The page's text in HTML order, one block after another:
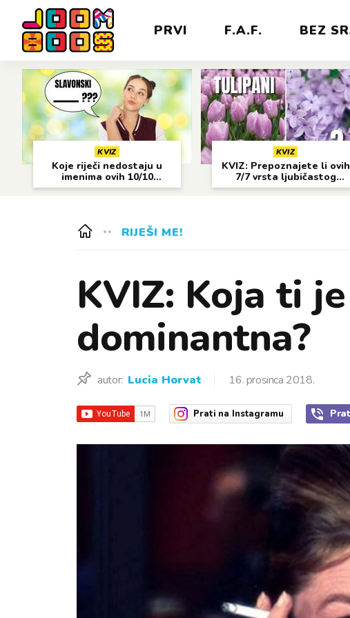
PRVI F.A.F. BEZ
KVIZ
Koje riječi nedostaju u
imenima ovih 10/10
gradova?
KVIZ
KVIZ: Prepoznajete li ovih
7/7 vrsta ljubičastog
cvijeća?
RIJEŠI ME!
KVIZ: Koja ti
dominantna?
autor: Lucia Horvat 16. prosinca 2018.
Prati na Instagramu